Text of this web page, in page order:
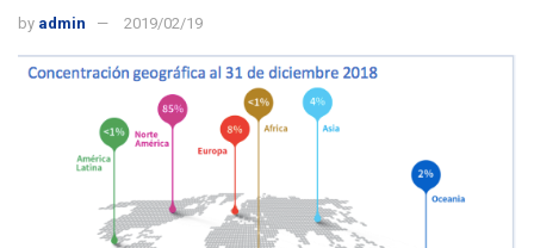
by admin 2019/02/19